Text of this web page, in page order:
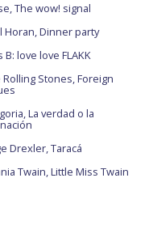
The wow! signal
Horan, Dinner party
B: love love FLAKK
Rolling Stones, Foreign
La verdad o la
Drexler, Taracá
Twain, Little Miss Twain